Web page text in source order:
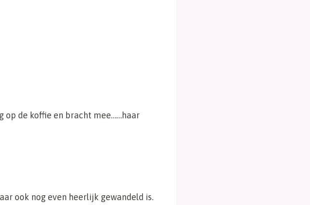
op de koffie en bracht mee……haar
ook nog even heerlijk gewandeld is.